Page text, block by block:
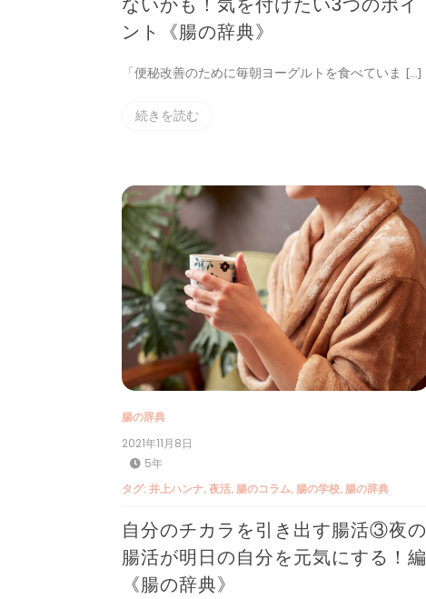
ント《腸の辞典》
「便秘改善のために毎朝ヨーグルトを食べていま […]
続きを読む
腸の辞典
2021年11月8日
5年
タグ:井上ハンナ,夜活, 腸のコラム, 腸の学校, 腸の辞典
自分のチカラを引き出す腸活③夜の
腸活が明日の自分を元気にする！編
《腸の辞典》